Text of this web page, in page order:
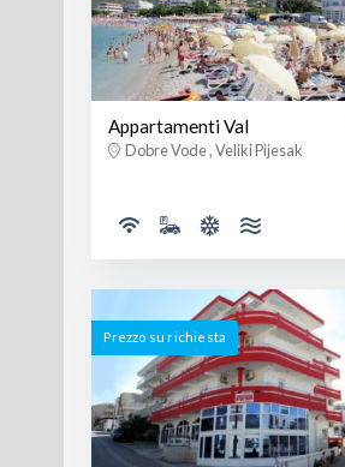
Appartamenti Val
Dobre Vode , Veliki Pijesak
Prezzo su richiesta